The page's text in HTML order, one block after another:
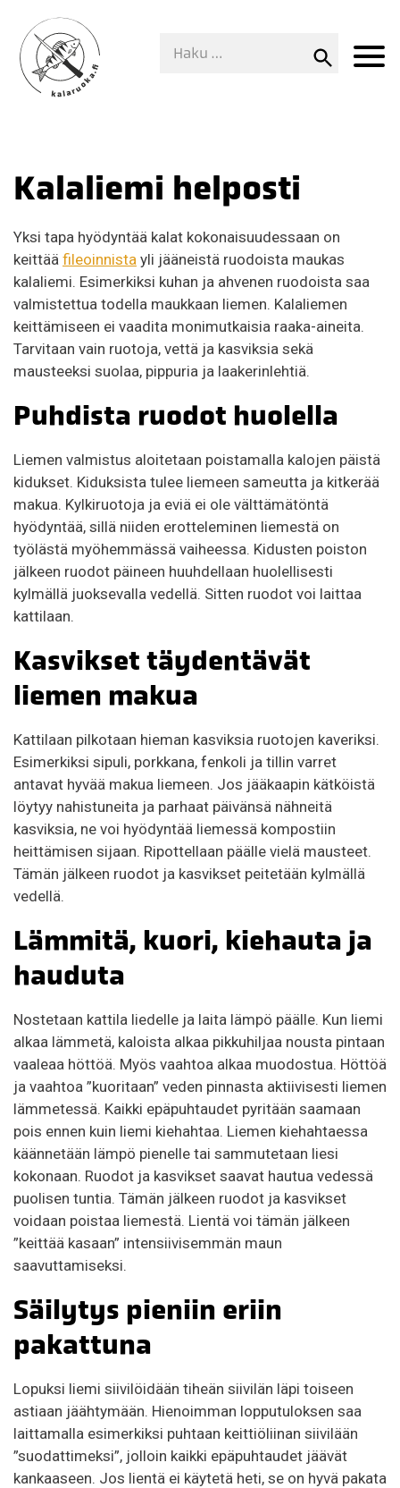
Kalaliemi helposti
Yksi tapa hyödyntää kalat kokonaisuudessaan on
keittää fileoinnista yli jääneistä ruodoista maukas
kalaliemi. Esimerkiksi kuhan ja ahvenen ruodoista saa
valmistettua todella maukkaan liemen. Kalaliemen
keittämiseen ei vaadita monimutkaisia raaka-aineita.
Tarvitaan vain ruotoja, vettä ja kasviksia sekä
mausteeksi suolaa, pippuria ja laakerinlehtiä.
Puhdista ruodot huolella
Liemen valmistus aloitetaan poistamalla kalojen päistä
kidukset. Kiduksista tulee liemeen sameutta ja kitkerää
makua. Kylkiruotoja ja eviä ei ole välttämätöntä
hyödyntää, sillä niiden erotteleminen liemestä on
työlästä myöhemmässä vaiheessa. Kidusten poiston
jälkeen ruodot päineen huuhdellaan huolellisesti
kylmällä juoksevalla vedellä. Sitten ruodot voi laittaa
kattilaan.
Kasvikset täydentävät
liemen makua
Kattilaan pilkotaan hieman kasviksia ruotojen kaveriksi.
Esimerkiksi sipuli, porkkana, fenkoli ja tillin varret
antavat hyvää makua liemeen. Jos jääkaapin kätköistä
löytyy nahistuneita ja parhaat päivänsä nähneitä
kasviksia, ne voi hyödyntää liemessä kompostiin
heittämisen sijaan. Ripottellaan päälle vielä mausteet.
Tämän jälkeen ruodot ja kasvikset peitetään kylmällä
vedellä.
Lämmitä, kuori, kiehauta ja
hauduta
Nostetaan kattila liedelle ja laita lämpö päälle. Kun liemi
alkaa lämmetä, kaloista alkaa pikkuhiljaa nousta pintaan
vaaleaa höttöä. Myös vaahtoa alkaa muodostua. Höttöä
ja vaahtoa ”kuoritaan” veden pinnasta aktiivisesti liemen
lämmetessä. Kaikki epäpuhtaudet pyritään saamaan
pois ennen kuin liemi kiehahtaa. Liemen kiehahtaessa
käännetään lämpö pienelle tai sammutetaan liesi
kokonaan. Ruodot ja kasvikset saavat hautua vedessä
puolisen tuntia. Tämän jälkeen ruodot ja kasvikset
voidaan poistaa liemestä. Lientä voi tämän jälkeen
”keittää kasaan” intensiivisemmän maun
saavuttamiseksi.
Säilytys pieniin eriin
pakattuna
Lopuksi liemi siivilöidään tiheän siivilän läpi toiseen
astiaan jäähtymään. Hienoimman lopputuloksen saa
laittamalla esimerkiksi puhtaan keittiöliinan siivilään
”suodattimeksi”, jolloin kaikki epäpuhtaudet jäävät
kankaaseen. Jos lientä ei käytetä heti, se on hyvä pakata